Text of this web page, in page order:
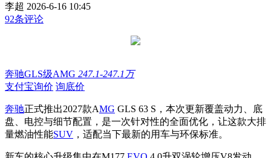
李超 2026-6-16 10:45
92条评论
奔驰GLS级AMG 247.1-247.1万
支付宝询价 询底价
奔驰正式推出2027款AMG GLS 63 S，本次更新覆盖动力、底
盘、电控与细节配置，是一次针对性的全面优化，让这款大排
量燃油性能SUV ，适配当下最新的用车与环保标准。